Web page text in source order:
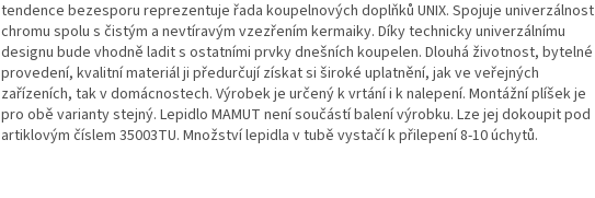
tendence bezesporu reprezentuje řada koupelnových doplňků UNIX. Spojuje univerzálnost
chromu spolu s čistým a nevtíravým vzezřením kermaiky. Díky technicky univerzálnímu
designu bude vhodně ladit s ostatními prvky dnešních koupelen. Dlouhá životnost, bytelné
provedení, kvalitní materiál ji předurčují získat si široké uplatnění, jak ve veřejných
zařízeních, tak v domácnostech. Výrobek je určený k vrtání i k nalepení. Montážní plíšek je
pro obě varianty stejný. Lepidlo MAMUT není součástí balení výrobku. Lze jej dokoupit pod
artiklovým číslem 35003TU. Množství lepidla v tubě vystačí k přilepení 8-10 úchytů.